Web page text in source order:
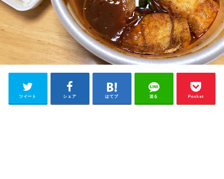
ツイート シェア はてブ 送る Pocket